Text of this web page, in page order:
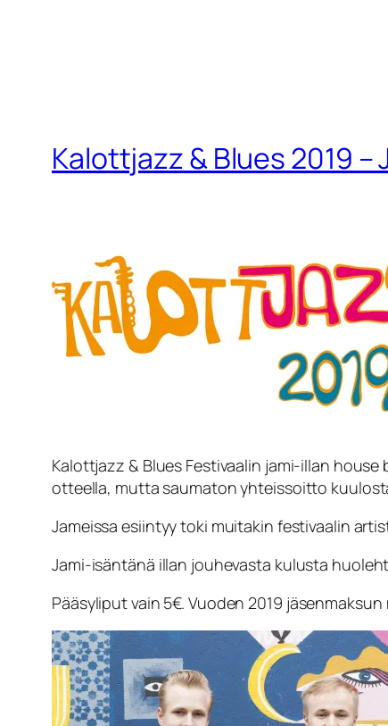
Kalottjazz & Blues 2019 –
Kalottjazz & Blues Festivaalin jami-illan
otteella, mutta saumaton yhteissoitto
Jameissa esiintyy toki muitakin festivaalin
Jami-isäntänä illan jouhevasta kulusta
Pääsyliput vain 5€. Vuoden 2019